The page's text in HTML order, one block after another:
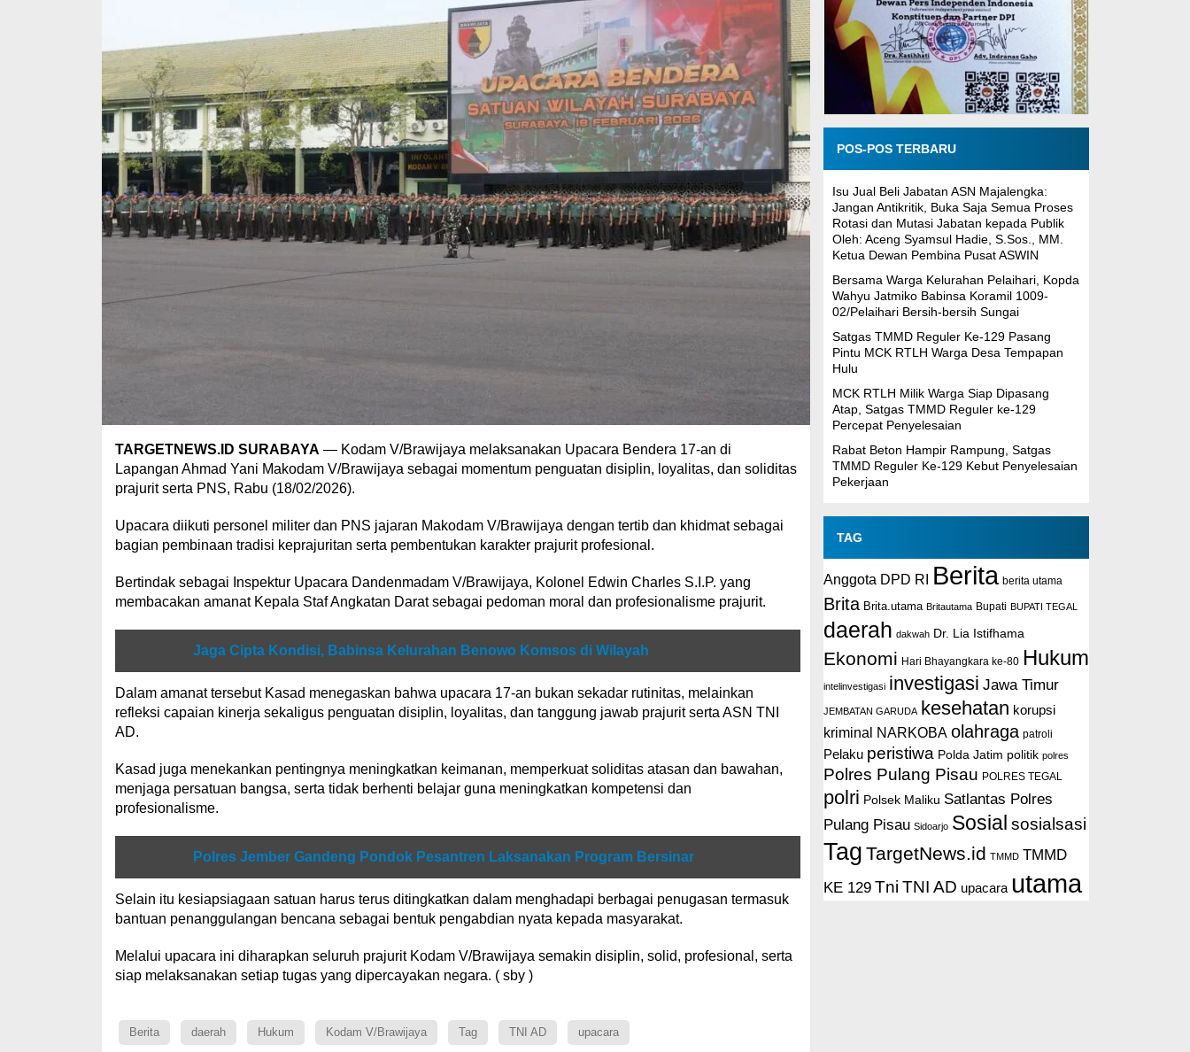
TARGETNEWS.ID SURABAYA — Kodam V/Brawijaya melaksanakan Upacara Bendera 17-an di
Lapangan Ahmad Yani Makodam V/Brawijaya sebagai momentum penguatan disiplin, loyalitas, dan soliditas
prajurit serta PNS, Rabu (18/02/2026).
Upacara diikuti personel militer dan PNS jajaran Makodam V/Brawijaya dengan tertib dan khidmat sebagai
bagian pembinaan tradisi keprajuritan serta pembentukan karakter prajurit profesional.
Bertindak sebagai Inspektur Upacara Dandenmadam V/Brawijaya, Kolonel Edwin Charles S.I.P. yang
membacakan amanat Kepala Staf Angkatan Darat sebagai pedoman moral dan profesionalisme prajurit.
Jaga Cipta Kondisi, Babinsa Kelurahan Benowo Komsos di Wilayah
Dalam amanat tersebut Kasad menegaskan bahwa upacara 17-an bukan sekadar rutinitas, melainkan
refleksi capaian kinerja sekaligus penguatan disiplin, loyalitas, dan tanggung jawab prajurit serta ASN TNI
AD.
Kasad juga menekankan pentingnya meningkatkan keimanan, memperkuat soliditas atasan dan bawahan,
menjaga persatuan bangsa, serta tidak berhenti belajar guna meningkatkan kompetensi dan
profesionalisme.
Polres Jember Gandeng Pondok Pesantren Laksanakan Program Bersinar
Selain itu kesiapsiagaan satuan harus terus ditingkatkan dalam menghadapi berbagai penugasan termasuk
bantuan penanggulangan bencana sebagai bentuk pengabdian nyata kepada masyarakat.
Melalui upacara ini diharapkan seluruh prajurit Kodam V/Brawijaya semakin disiplin, solid, profesional, serta
siap melaksanakan setiap tugas yang dipercayakan negara. ( sby )
Berita daerah Hukum Kodam V/Brawijaya Tag TNI AD upacara
POS-POS TERBARU
Isu Jual Beli Jabatan ASN Majalengka:
Jangan Antikritik, Buka Saja Semua Proses
Rotasi dan Mutasi Jabatan kepada Publik
Oleh: Aceng Syamsul Hadie, S.Sos., MM.
Ketua Dewan Pembina Pusat ASWIN
Bersama Warga Kelurahan Pelaihari, Kopda
Wahyu Jatmiko Babinsa Koramil 1009-
02/Pelaihari Bersih-bersih Sungai
Satgas TMMD Reguler Ke-129 Pasang
Pintu MCK RTLH Warga Desa Tempapan
Hulu
MCK RTLH Milik Warga Siap Dipasang
Atap, Satgas TMMD Reguler ke-129
Percepat Penyelesaian
Rabat Beton Hampir Rampung, Satgas
TMMD Reguler Ke-129 Kebut Penyelesaian
Pekerjaan
TAG
Anggota DPD RI Berita berita utama
Brita Brita.utama Britautama Bupati BUPATI TEGAL
daerah dakwah Dr. Lia Istifhama
Ekonomi Hari Bhayangkara ke-80 Hukum
intelinvestigasi investigasi Jawa Timur
JEMBATAN GARUDA kesehatan korupsi
kriminal NARKOBA olahraga patroli
Pelaku peristiwa Polda Jatim politik polres
Polres Pulang Pisau POLRES TEGAL
polri Polsek Maliku Satlantas Polres
Pulang Pisau Sidoarjo Sosial sosialsasi
Tag TargetNews.id TMMD TMMD
KE 129 Tni TNI AD upacara utama